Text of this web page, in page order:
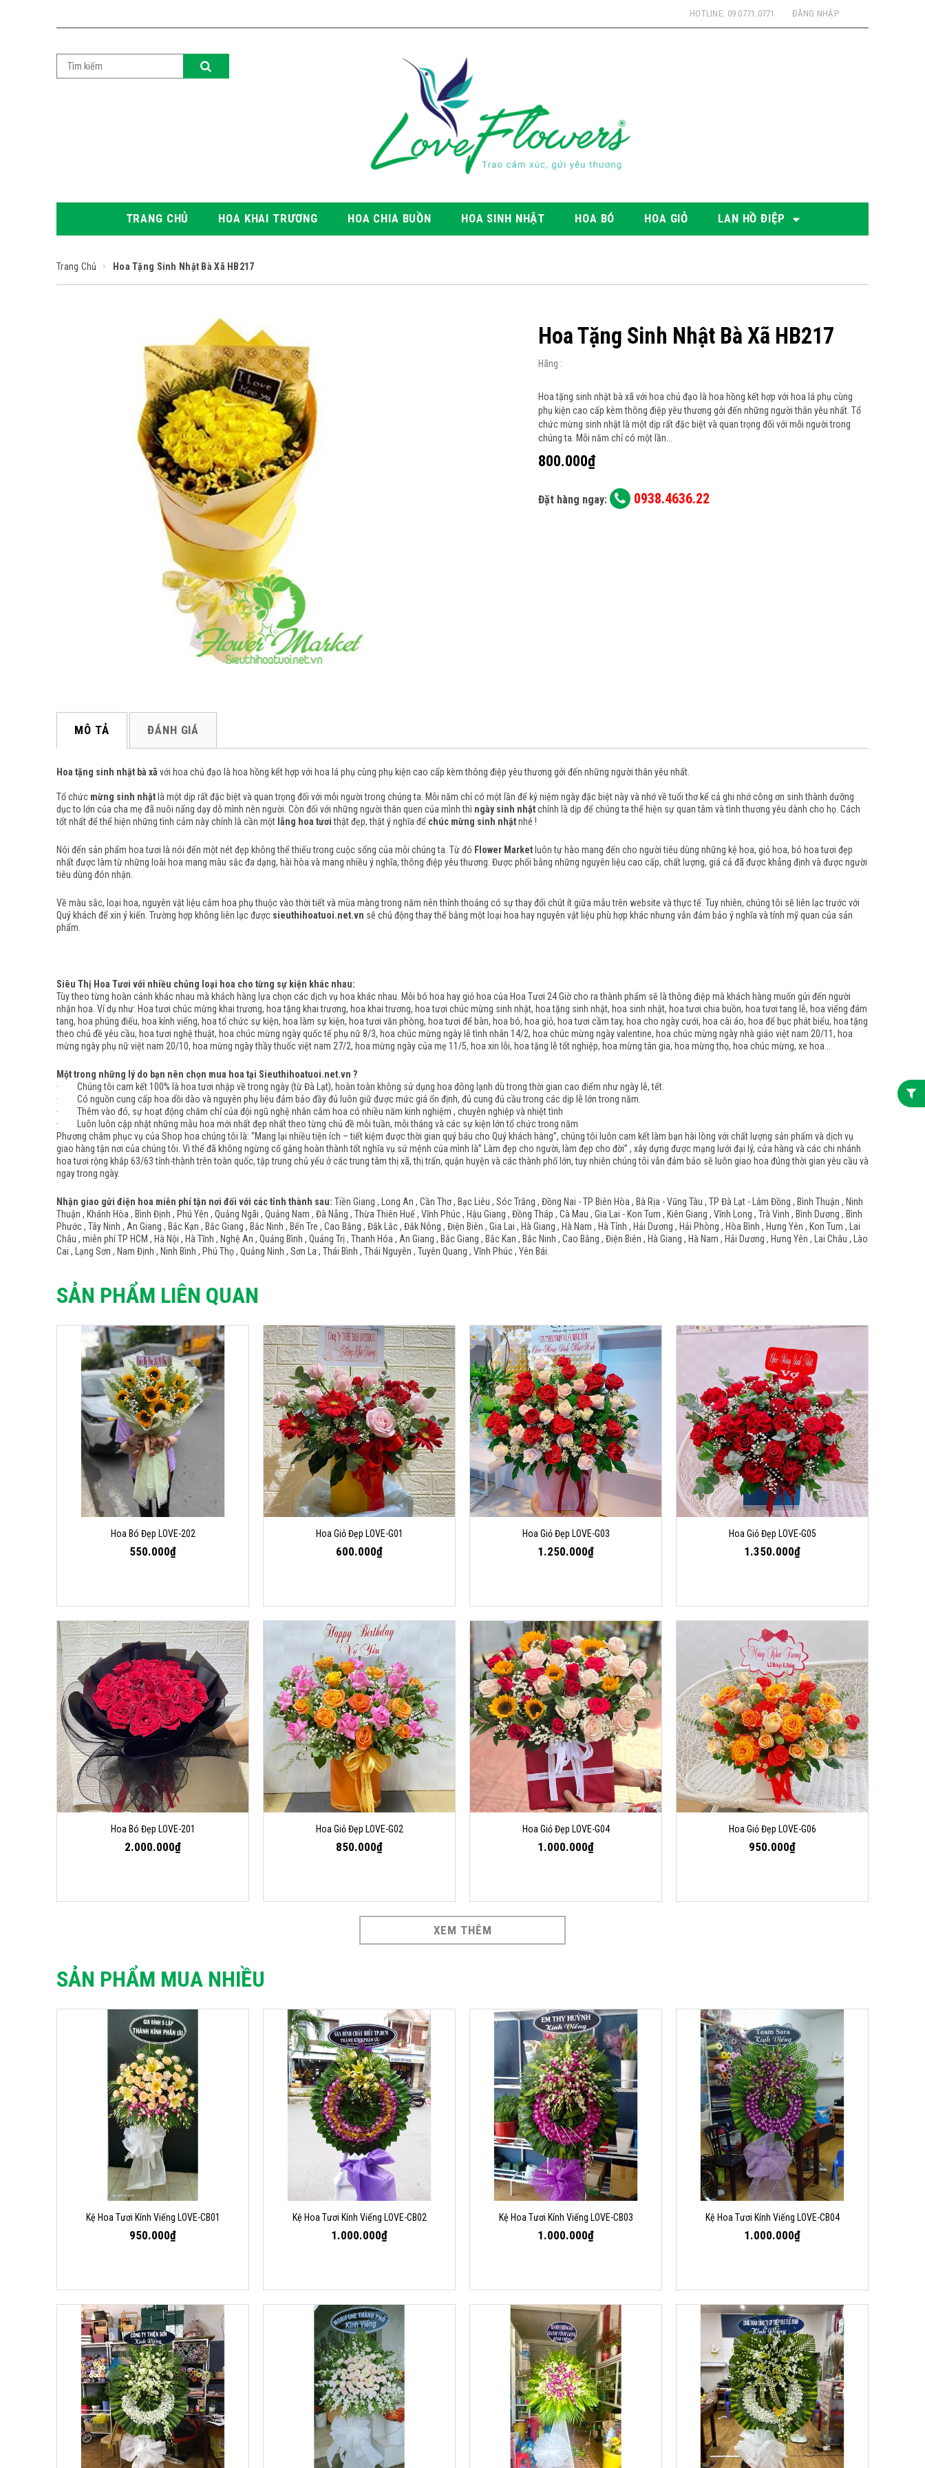
ĐĂNG NHẬP
HOTLINE: 09.0771.0771
TRANG CHỦ HOA KHAI TRƯƠNG HOA CHIA BUỒN HOA SINH NHẬT HOA BÓ HOA GIỎ LAN HỒ ĐIỆP
Trang Chủ Hoa Tặng Sinh Nhật Bà Xã HB217
Hoa Tặng Sinh Nhật Bà Xã HB217
Hãng :
Hoa tặng sinh nhật bà xã với hoa chủ đạo là hoa hồng kết hợp với hoa lá phụ cùng
phụ kiện cao cấp kèm thông điệp yêu thương gởi đến những người thân yêu nhất. Tổ
chức mừng sinh nhật là một dịp rất đặc biệt và quan trọng đối với mỗi người trong
chúng ta. Mỗi năm chỉ có một lần...
800.000₫
Đặt hàng ngay: 0938.4636.22
MÔ TẢ ĐÁNH GIÁ
Hoa tặng sinh nhật bà xã với hoa chủ đạo là hoa hồng kết hợp với hoa lá phụ cùng phụ kiện cao cấp kèm thông điệp yêu thương gởi đến những người thân yêu nhất.
Tổ chức mừng sinh nhật là một dịp rất đặc biệt và quan trọng đối với mỗi người trong chúng ta. Mỗi năm chỉ có một lần để kỷ niệm ngày đặc biệt này và nhớ về tuổi thơ kể cả ghi nhớ công ơn sinh thành dưỡng
dục to lớn của cha mẹ đã nuôi nấng dạy dỗ mình nên người. Còn đối với những người thân quen của mình thì ngày sinh nhậtchính là dịp để chúng ta thể hiện sự quan tâm và tình thương yêu dành cho họ. Cách
tốt nhất để thể hiện những tình cảm này chính là cần một lẵng hoa tươithật đẹp, thật ý nghĩa để chúc mừng sinh nhậtnhé !
Nói đến sản phẩm hoa tươi là nói đến một nét đẹp không thể thiếu trong cuộc sống của mỗi chúng ta. Từ đó Flower Market luôn tự hào mang đến cho người tiêu dùng những kệ hoa, giỏ hoa, bó hoa tươi đẹp
nhất được làm từ những loài hoa mang màu sắc đa dạng, hài hòa và mang nhiều ý nghĩa, thông điệp yêu thương. Được phối bằng những nguyên liệu cao cấp, chất lượng, giá cả đã được khẳng định và được người
tiêu dùng đón nhận.
Về màu sắc, loại hoa, nguyên vật liệu cắm hoa phụ thuộc vào thời tiết và mùa màng trong năm nên thỉnh thoảng có sự thay đổi chút ít giữa mẫu trên website và thực tế. Tuy nhiên, chúng tôi sẽ liên lạc trước với
Quý khách để xin ý kiến. Trường hợp không liên lạc được sieuthihoatuoi.net.vn sẽ chủ động thay thế bằng một loại hoa hay nguyên vật liệu phù hợp khác nhưng vẫn đảm bảo ý nghĩa và tính mỹ quan của sản
phẩm.
Siêu Thị Hoa Tươi với nhiều chủng loại hoa cho từng sự kiện khác nhau:
Tùy theo từng hoàn cảnh khác nhau mà khách hàng lựa chọn các dịch vụ hoa khác nhau. Mỗi bó hoa hay giỏ hoa của Hoa Tươi 24 Giờ cho ra thành phẩm sẽ là thông điệp mà khách hàng muốn gửi đến người
nhận hoa. Ví dụ như: Hoa tươi chúc mừng khai trương, hoa tặng khai trương, hoa khai trương, hoa tươi chúc mừng sinh nhật, hoa tặng sinh nhật, hoa sinh nhật, hoa tươi chia buồn, hoa tươi tang lễ, hoa viếng đám
tang, hoa phúng điếu, hoa kính viếng, hoa tổ chức sự kiện, hoa làm sự kiện, hoa tươi văn phòng, hoa tươi để bàn, hoa bó, hoa giỏ, hoa tươi cầm tay, hoa cho ngày cưới, hoa cài áo, hoa để bục phát biểu, hoa tặng
theo chủ đề yêu cầu, hoa tươi nghệ thuật, hoa chúc mừng ngày quốc tế phụ nữ 8/3, hoa chúc mừng ngày lễ tình nhân 14/2, hoa chúc mừng ngày valentine, hoa chúc mừng ngày nhà giáo việt nam 20/11, hoa
mừng ngày phụ nữ việt nam 20/10, hoa mừng ngày thầy thuốc việt nam 27/2, hoa mừng ngày của mẹ 11/5, hoa xin lỗi, hoa tặng lễ tốt nghiệp, hoa mừng tân gia, hoa mừng thọ, hoa chúc mừng, xe hoa...
Một trong những lý do bạn nên chọn mua hoa tại Sieuthihoatuoi.net.vn ?
· Chúng tôi cam kết 100% là hoa tươi nhập về trong ngày (từ Đà Lạt), hoàn toàn không sử dụng hoa đông lạnh dù trong thời gian cao điểm như ngày lễ, tết.
· Có nguồn cung cấp hoa dồi dào và nguyên phụ liệu đảm bảo đầy đủ luôn giữ được mức giá ổn định, đủ cung đủ cầu trong các dịp lễ lớn trong năm.
· Thêm vào đó, sự hoạt động chăm chỉ của đội ngũ nghệ nhân cắm hoa có nhiều năm kinh nghiệm , chuyên nghiệp và nhiệt tình
· Luôn luôn cập nhật những mẫu hoa mới nhất đẹp nhất theo từng chủ đề mỗi tuần, mỗi tháng và các sự kiện lớn tổ chức trong năm
Phương châm phục vụ của Shop hoa chúng tôi là: “Mang lại nhiều tiện ích – tiết kiệm được thời gian quý báu cho Quý khách hàng”, chúng tôi luôn cam kết làm bạn hài lòng với chất lượng sản phẩm và dịch vụ
giao hàng tận nơi của chúng tôi. Vì thế đã không ngừng cố gắng hoàn thành tốt nghĩa vụ sứ mệnh của mình là” Làm đẹp cho người, làm đẹp cho đời” , xây dựng được mạng lưới đại lý, cửa hàng và các chi nhánh
hoa tươi rộng khắp 63/63 tỉnh-thành trên toàn quốc, tập trung chủ yếu ở các trung tâm thị xã, thị trấn, quận huyện và các thành phố lớn, tuy nhiên chúng tôi vẫn đảm bảo sẽ luôn giao hoa đúng thời gian yêu cầu và
ngay trong ngày.
Nhận giao gửi điện hoa miễn phí tận nơi đối với các tỉnh thành sau: Tiền Giang , Long An , Cần Thơ , Bạc Liêu , Sóc Trăng , Đồng Nai - TP Biên Hòa , Bà Rịa - Vũng Tàu , TP Đà Lạt - Lâm Đồng , Bình Thuận , Ninh
Thuận , Khánh Hòa , Bình Định , Phú Yên , Quảng Ngãi , Quảng Nam , Đà Nẵng , Thừa Thiên Huế , Vĩnh Phúc , Hậu Giang , Đồng Tháp , Cà Mau , Gia Lai - Kon Tum , Kiên Giang , Vĩnh Long , Trà Vinh , Bình Dương , Bình
Phước , Tây Ninh , An Giang , Bắc Kạn , Bắc Giang , Bắc Ninh , Bến Tre , Cao Bằng , Đắk Lắc , Đắk Nông , Điện Biên , Gia Lai , Hà Giang , Hà Nam , Hà Tỉnh , Hải Dương , Hải Phòng , Hòa Bình , Hưng Yên , Kon Tum , Lai
Châu , miễn phí TP HCM , Hà Nội , Hà Tĩnh , Nghệ An , Quảng Bình , Quảng Trị , Thanh Hóa , An Giang , Bắc Giang , Bắc Kan , Bắc Ninh , Cao Bằng , Điện Biên , Hà Giang , Hà Nam , Hải Dương , Hưng Yên , Lai Châu , Lào
Cai , Lạng Sơn , Nam Định , Ninh Bình , Phú Thọ , Quảng Ninh , Sơn La , Thái Bình , Thái Nguyên , Tuyên Quang , Vĩnh Phúc , Yên Bái.
SẢN PHẨM LIÊN QUAN
Hoa Bó Đẹp LOVE-202
550.000₫
Hoa Bó Đẹp LOVE-201
2.000.000₫
Hoa Giỏ Đẹp LOVE-G01
600.000₫
Hoa Giỏ Đẹp LOVE-G02
850.000₫
Hoa Giỏ Đẹp LOVE-G03
1.250.000₫
Hoa Giỏ Đẹp LOVE-G04
1.000.000₫
Hoa Giỏ Đẹp LOVE-G05
1.350.000₫
Hoa Giỏ Đẹp LOVE-G06
950.000₫
XEM THÊM
SẢN PHẨM MUA NHIỀU
Kệ Hoa Tươi Kính Viếng LOVE-CB01
950.000₫
Kệ Hoa Tươi Kính Viếng LOVE-CB02
1.000.000₫
Kệ Hoa Tươi Kính Viếng LOVE-CB03
1.000.000₫
Kệ Hoa Tươi Kính Viếng LOVE-CB04
1.000.000₫